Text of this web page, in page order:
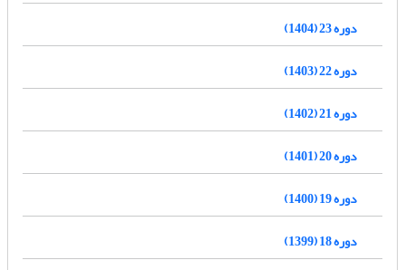
دوره 23 (1404)
دوره 22 (1403)
دوره 21 (1402)
دوره 20 (1401)
دوره 19 (1400)
دوره 18 (1399)